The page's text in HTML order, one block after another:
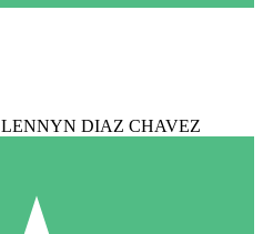
LENNYN DIAZ CHAVEZ